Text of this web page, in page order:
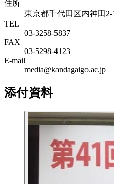
住所
東京都千代田区内神田2-
TEL
03-3258-5837
FAX
03-5298-4123
E-mail
media@kandagaigo.ac.jp
添付資料